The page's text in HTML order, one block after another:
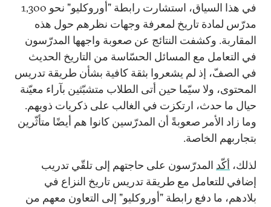
في هذا السياق، استشارت رابطة "أوروكليو" نحو 1,300
مدرّس لمادة تاريخ لمعرفة وجهات نظرهم حول هذه
المقاربة. وكشفت النتائج عن صعوبة واجهها المدرّسون
في التعامل مع المسائل الحسّاسة من التاريخ الحديث
في الصفّ، إذ لم يشعروا بثقة كافية بشأن طريقة تدريس
المحتوى، ولا سيّما حين أتى الطلاب متشبّثين بآراء معيّنة
حيال ما حدث، ارتكزت في الغالب على ذكريات ذويهم.
وما زاد الأمر صعوبةً أن المدرّسين كانوا هم أيضًا متأثّرين
بتجاربهم الخاصة.
لذلك، أكّد المدرّسون على حاجتهم إلى تلقّي تدريب
إضافي للتعامل مع طريقة تدريس تاريخ النزاع في
بلادهم، ما دفع رابطة "أوروكليو" إلى التعاون معهم من